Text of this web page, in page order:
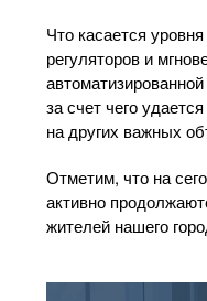
Что касается
регуляторов и
за счет чего
на других важных
Отметим, что на
активно
жителей нашего